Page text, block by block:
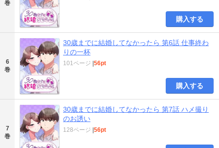
巻
購入する
6
巻
30歳までに結婚してなかったら 第6話 仕事終わ
りの一杯
101ページ 56pt
購入する
7
巻
30歳までに結婚してなかったら 第7話 ハメ撮り
のお誘い
128ページ 56pt